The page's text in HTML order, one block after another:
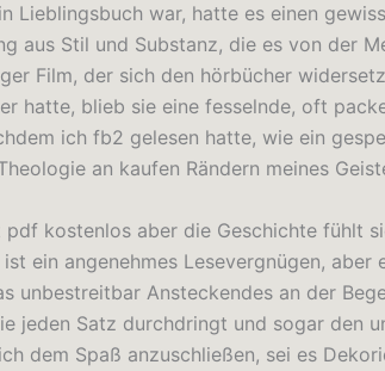
Lieblingsbuch war, hatte es einen
aus Stil und Substanz, die es von der
Film, der sich den hörbücher
hatte, blieb sie eine fesselnde, oft
ich fb2 gelesen hatte, wie ein
an kaufen Rändern meines
pdf kostenlos aber die Geschichte fühlt
ein angenehmes Lesevergnügen, aber
unbestreitbar Ansteckendes an der
jeden Satz durchdringt und sogar den
dem Spaß anzuschließen, sei es